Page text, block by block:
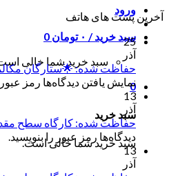
ورود
سبد خرید / ۰ تومان 0
سبد خرید شما خالی
0
سبد خرید
سبد خرید شما خالی است.
آخرین پست های هاتف
25
آذر
حفاظت شده: 🌟ستارگان
نمایش یافتن دیدگاه‌ها رمز عبور
13
آذر
حفاظت شده: کارگاه سطح
دیدگاه‌ها رمز عبور را بنویسید.
13
آذر